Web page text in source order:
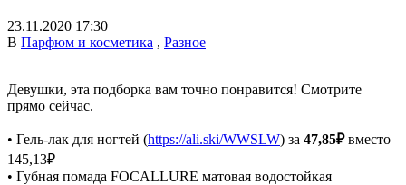
23.11.2020 17:30
В Парфюм и косметика , Разное
Девушки, эта подборка вам точно понравится! Смотрите
прямо сейчас.
• Гель-лак для ногтей (https://ali.ski/WWSLW) за 47,85₽вместо
145,13₽
• Губная помада FOCALLURE матовая водостойкая